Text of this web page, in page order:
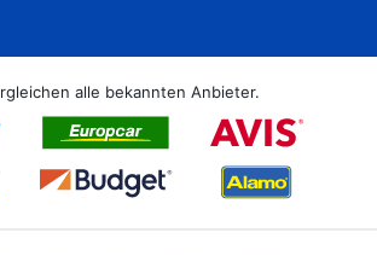
alle bekannten Anbieter.